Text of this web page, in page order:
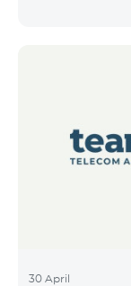
30 April